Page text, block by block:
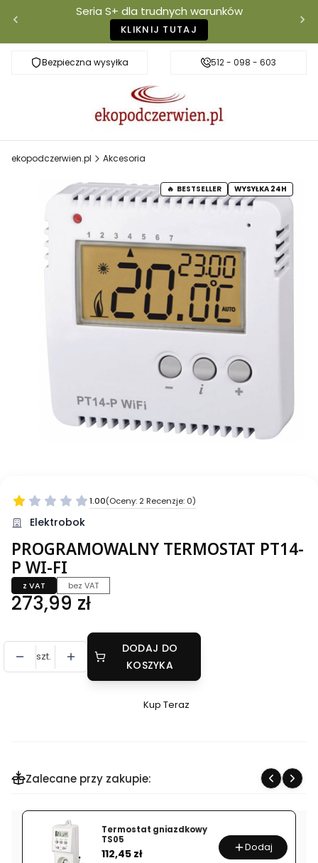
Seria S+ dla trudnych warunków
KLIKNIJ TUTAJ
Bezpieczna wysyłka Darmowa dostawa od 500 złWłaściciel
512 - 098 - 603
ekopodczerwien.pl Akcesoria
BESTSELLER WYSYŁKA 24H
1.00(Oceny: 2 Recenzje: 0)
Elektrobok
PROGRAMOWALNY TERMOSTAT PT14-
P WI-FI
z VAT bez VAT
Cena
273,99 zł
szt.
DODAJ DO
KOSZYKA
Szybki
PT14-
P
Kup Teraz
Zalecane przy zakupie:
Termostat gniazdkowy
TS05
Cena
112,45 zł Dodaj